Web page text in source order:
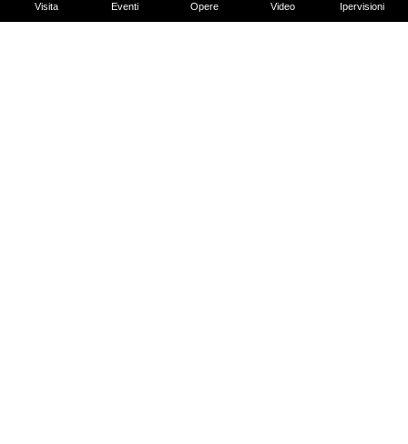
Visita Eventi Opere Video Ipervisioni
Mappa del sito